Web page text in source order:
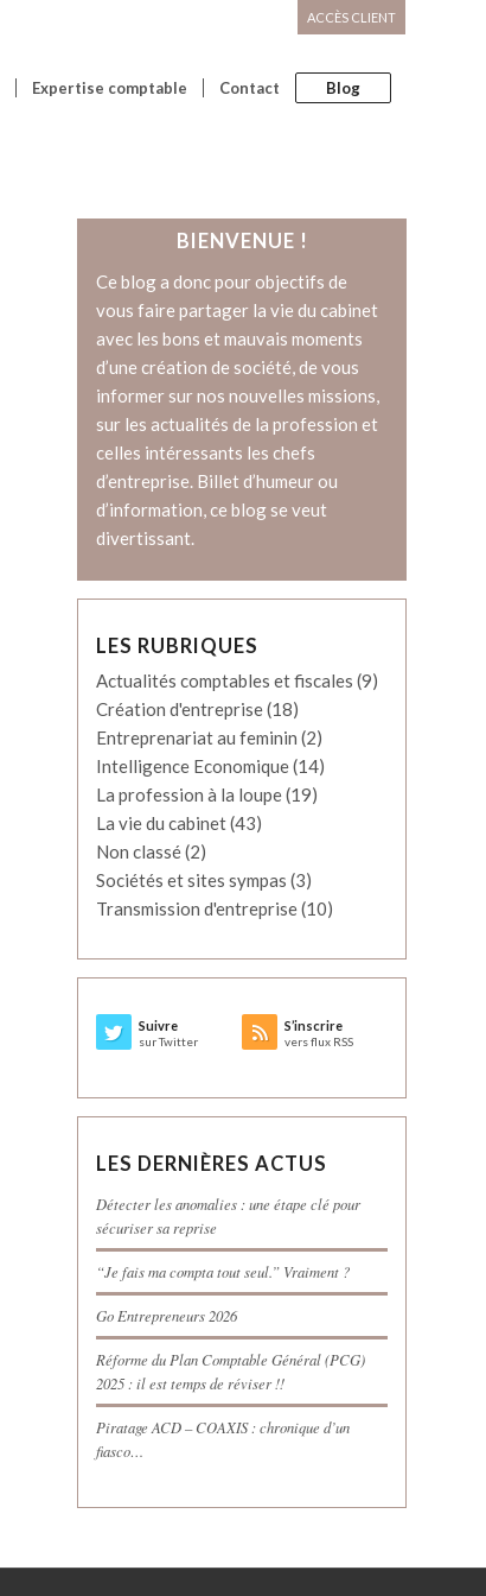
ACCÈS CLIENT
Expertise comptable Contact Blog
BIENVENUE !
Ce blog a donc pour objectifs de
vous faire partager la vie du cabinet
avec les bons et mauvais moments
d’une création de société, de vous
informer sur nos nouvelles missions,
sur les actualités de la profession et
celles intéressants les chefs
d’entreprise. Billet d’humeur ou
d’information, ce blog se veut
divertissant.
LES RUBRIQUES
Actualités comptables et fiscales (9)
Création d'entreprise(18)
Entreprenariat au feminin (2)
Intelligence Economique(14)
La profession à la loupe(19)
La vie du cabinet(43)
Non classé(2)
Sociétés et sites sympas (3)
Transmission d'entreprise(10)
Suivre
sur Twitter
S’inscrire
vers flux RSS
LES DERNIÈRES ACTUS
Détecter les anomalies : une étape clé pour
sécuriser sa reprise
“Je fais ma compta tout seul.” Vraiment ?
Go Entrepreneurs 2026
Réforme du Plan Comptable Général (PCG)
2025 : il est temps de réviser !!
Piratage ACD – COAXIS : chronique d’un
fiasco…